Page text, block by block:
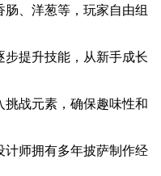
、洋葱等，玩家自由组
步提升技能，从新手成长
挑战元素，确保趣味性和
计师拥有多年披萨制作经